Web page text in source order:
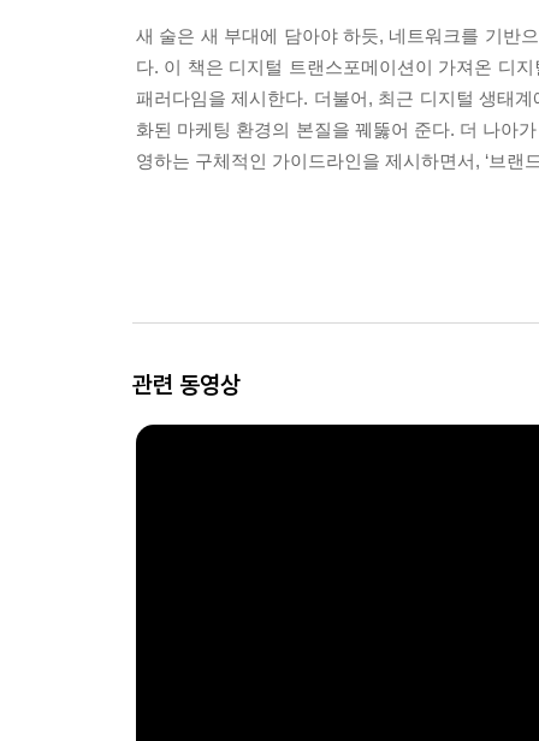
새 술은 새 부대에 담아야 하듯, 네트워크를 기반
다. 이 책은 디지털 트랜스포메이션이 가져온 디
패러다임을 제시한다. 더불어, 최근 디지털 생태
화된 마케팅 환경의 본질을 꿰뚫어 준다. 더 나아
영하는 구체적인 가이드라인을 제시하면서, ‘브랜
관련 동영상